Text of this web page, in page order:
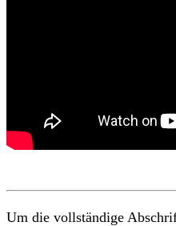
Um die vollständige